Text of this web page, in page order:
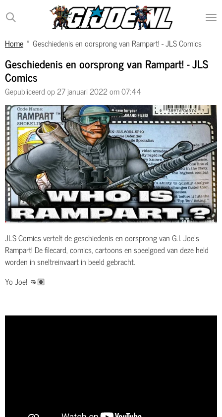
Ga
direct
de
hoofdinhoud
Home » Geschiedenis en oorsprong van Rampart! - JLS Comics
Geschiedenis en oorsprong van Rampart! - JLS
Comics
Gepubliceerd op 27 januari 2022 om 07:44
JLS Comics vertelt de geschiedenis en oorsprong van G.I. Joe's
Rampart! De filecard, comics, cartoons en speelgoed van deze held
worden in sneltreinvaart in beeld gebracht.
Yo Joe! 👊🏽